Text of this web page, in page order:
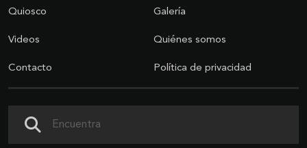
Quiosco Galería
Videos Quiénes somos
Contacto Política de privacidad